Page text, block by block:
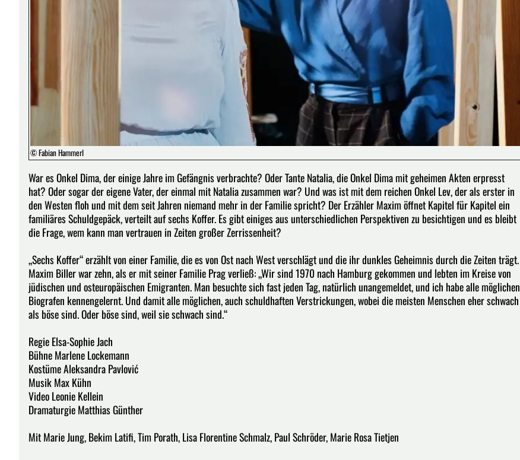
© Fabian Hammerl
War es Onkel Dima, der einige Jahre im Gefängnis verbrachte? Oder Tante Natalia, die Onkel Dima mit geheimen Akten erpresst
hat? Oder sogar der eigene Vater, der einmal mit Natalia zusammen war? Und was ist mit dem reichen Onkel Lev, der als erster in
den Westen floh und mit dem seit Jahren niemand mehr in der Familie spricht? Der Erzähler Maxim öffnet Kapitel für Kapitel ein
familiäres Schuldgepäck, verteilt auf sechs Koffer. Es gibt einiges aus unterschiedlichen Perspektiven zu besichtigen und es bleibt
die Frage, wem kann man vertrauen in Zeiten großer Zerrissenheit?
„Sechs Koffer“ erzählt von einer Familie, die es von Ost nach West verschlägt und die ihr dunkles Geheimnis durch die Zeiten trägt.
Maxim Biller war zehn, als er mit seiner Familie Prag verließ: „Wir sind 1970 nach Hamburg gekommen und lebten im Kreise von
jüdischen und osteuropäischen Emigranten. Man besuchte sich fast jeden Tag, natürlich unangemeldet, und ich habe alle möglichen
Biografen kennengelernt. Und damit alle möglichen, auch schuldhaften Verstrickungen, wobei die meisten Menschen eher schwach
als böse sind. Oder böse sind, weil sie schwach sind.“
Regie Elsa-Sophie Jach
Bühne Marlene Lockemann
Kostüme Aleksandra Pavlović
Musik Max Kühn
Video Leonie Kellein
Dramaturgie Matthias Günther
Mit Marie Jung, Bekim Latifi, Tim Porath, Lisa Florentine Schmalz, Paul Schröder, Marie Rosa Tietjen